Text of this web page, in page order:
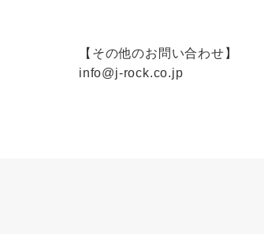
【その他のお問い合わせ】
info@j-rock.co.jp